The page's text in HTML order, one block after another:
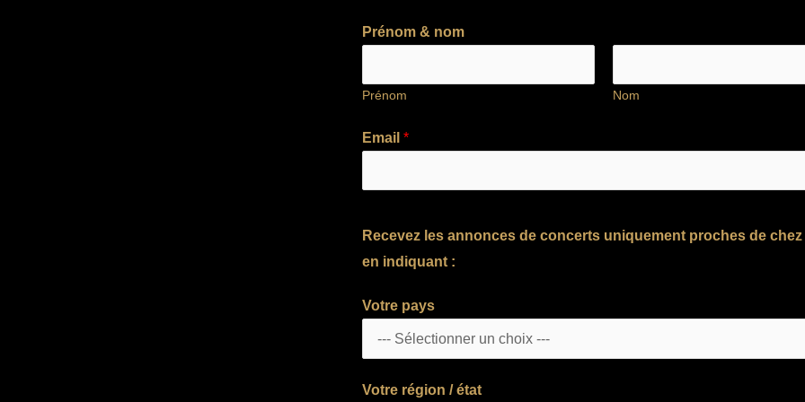
Prénom & nom
Prénom Nom
Email*
Recevez les annonces de concerts uniquement proches de
en indiquant :
Votre pays
Votre région / état